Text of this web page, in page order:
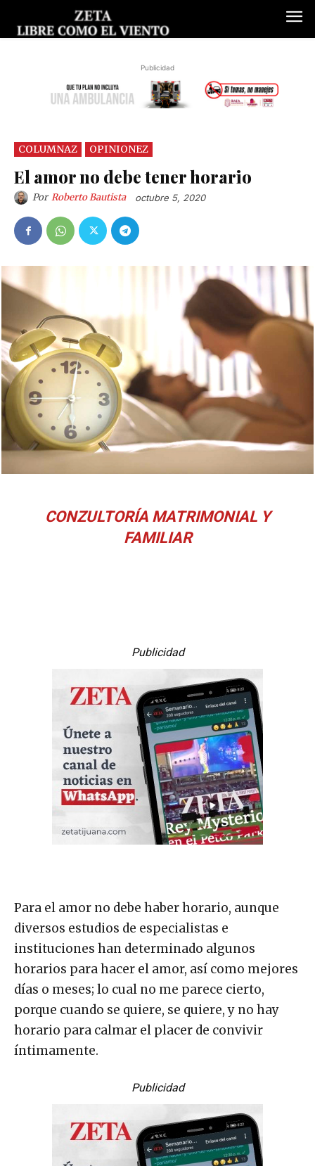
Publicidad
COLUMNAZ OPINIONEZ
El amor no debe tener horario
Por Roberto Bautista octubre 5, 2020
CONZULTORÍA MATRIMONIAL Y
FAMILIAR
Publicidad
Para el amor no debe haber horario, aunque
diversos estudios de especialistas e
instituciones han determinado algunos
horarios para hacer el amor, así como mejores
días o meses; lo cual no me parece cierto,
porque cuando se quiere, se quiere, y no hay
horario para calmar el placer de convivir
íntimamente.
Publicidad